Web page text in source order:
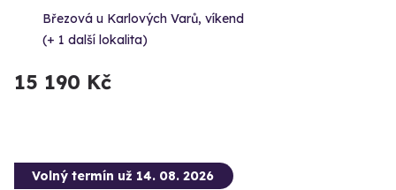
Březová u Karlových Varů, víkend
(+ 1 další lokalita)
15 190 Kč
Volný termín už 14. 08. 2026